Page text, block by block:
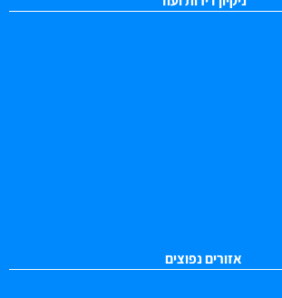
אזורים נפוצים